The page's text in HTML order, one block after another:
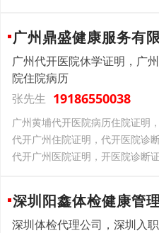
广州鼎盛健康服务有
广州代开医院休学证明，广
院住院病历
张先生 19186550038
广州黄埔代开医院病历住院证明
代开广州住院证明，代开医院诊
深圳阳鑫体检健康管
深圳体检代理公司，深圳入